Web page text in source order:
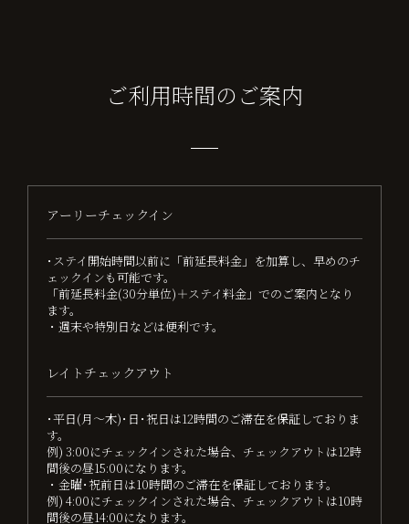
ご利用時間のご案内
アーリーチェックイン
･ステイ開始時間以前に「前延長料金」を加算し、早めのチ
ェックインも可能です。
「前延長料金(30分単位)＋ステイ料金」でのご案内となり
ます。
・週末や特別日などは便利です。
レイトチェックアウト
･平日(月～木)･日･祝日は12時間のご滞在を保証しておりま
す。
例) 3:00にチェックインされた場合、チェックアウトは12時
間後の昼15:00になります。
・金曜･祝前日は10時間のご滞在を保証しております。
例) 4:00にチェックインされた場合、チェックアウトは10時
間後の昼14:00になります。